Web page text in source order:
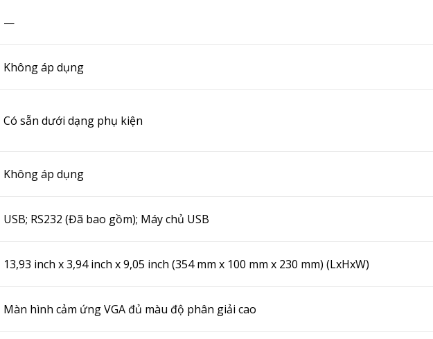
—
Không áp dụng
Có sẵn dưới dạng phụ kiện
Không áp dụng
USB; RS232 (Đã bao gồm); Máy chủ USB
13,93 inch x 3,94 inch x 9,05 inch (354 mm x 100 mm x 230 mm) (LxHxW)
Màn hình cảm ứng VGA đủ màu độ phân giải cao